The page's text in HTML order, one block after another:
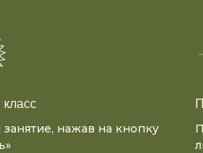
занятие, нажав на кнопку